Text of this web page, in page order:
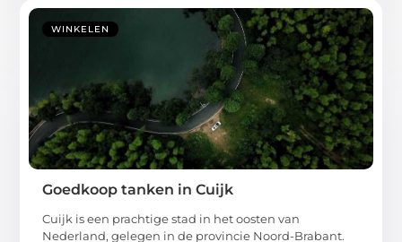
WINKELEN
Goedkoop tanken in Cuijk
Cuijk is een prachtige stad in het oosten van
Nederland, gelegen in de provincie Noord-Brabant.